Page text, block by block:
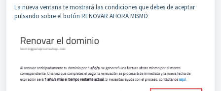
La nueva ventana te mostrará las condiciones que debes de aceptar
pulsando sobre el botón RENOVAR AHORA MISMO